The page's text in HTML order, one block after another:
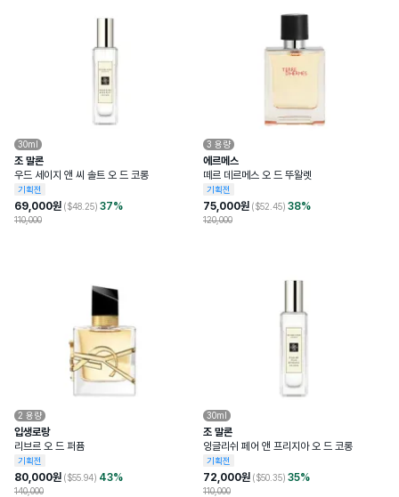
30ml
조 말론
우드 세이지 앤 씨 솔트 오 드 코롱
기획전
69,000원 ($48.25) 37%
110,000
3 용량
에르메스
떼르 데르메스 오 드 뚜왈렛
기획전
75,000원 ($52.45) 38%
120,000
2 용량
입생로랑
리브르 오 드 퍼퓸
기획전
80,000원 ($55.94) 43%
140,000
30ml
조 말론
잉글리쉬 페어 앤 프리지아 오 드 코롱
기획전
72,000원 ($50.35) 35%
110,000